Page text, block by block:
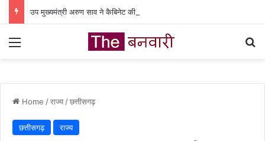
Menu
Home /राज्य /छत्तीसगढ़
छत्तीसगढ़ राज्य